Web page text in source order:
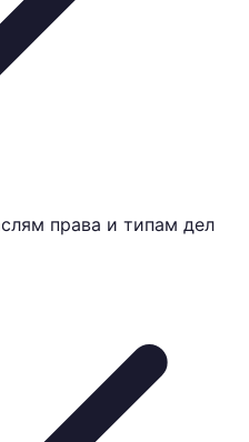
права и типам дел